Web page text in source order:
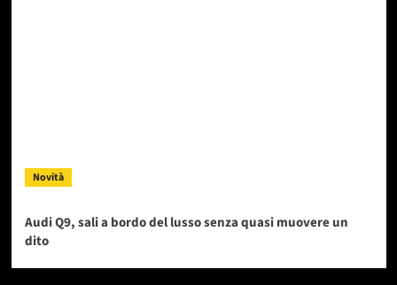
Novità
Audi Q9, sali a bordo del lusso senza quasi muovere un
dito